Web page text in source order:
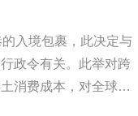
入境包裹，此决定与
政令有关。此举对跨
消费成本，对全球贸